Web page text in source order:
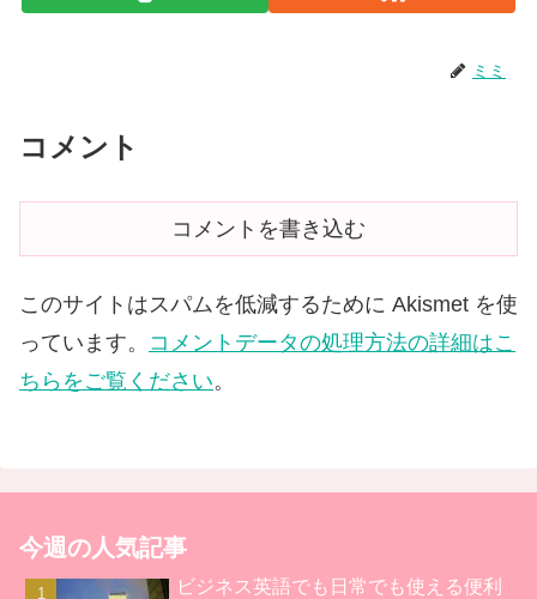
ミミ
コメント
コメントを書き込む
このサイトはスパムを低減するために Akismet を使
っています。 コメントデータの処理方法の詳細はこ
ちらをご覧ください。
今週の人気記事
ビジネス英語でも日常でも使える便利